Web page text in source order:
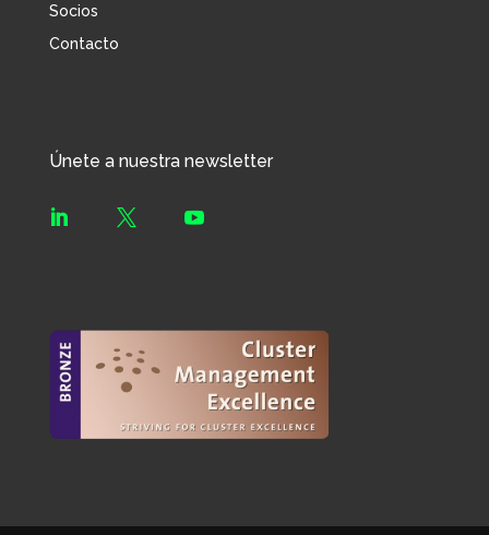
Socios
Contacto
Únete a nuestra newsletter
  